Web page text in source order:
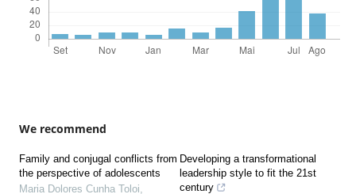
We recommend
Family and conjugal conflicts from
the perspective of adolescents
Maria Dolores Cunha Toloi,
Developing a transformational
leadership style to fit the 21st
century